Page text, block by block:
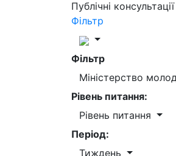
Публічні консультації
Фільтр
Фільтр
Міністерство
Рівень питання:
Рівень питання
Період:
Тиждень